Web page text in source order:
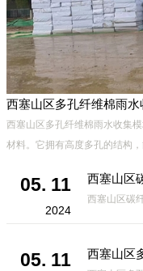
西塞山区多孔纤维棉雨水收集
材料。它拥有高度多孔的结构
05. 11
2024
05. 11